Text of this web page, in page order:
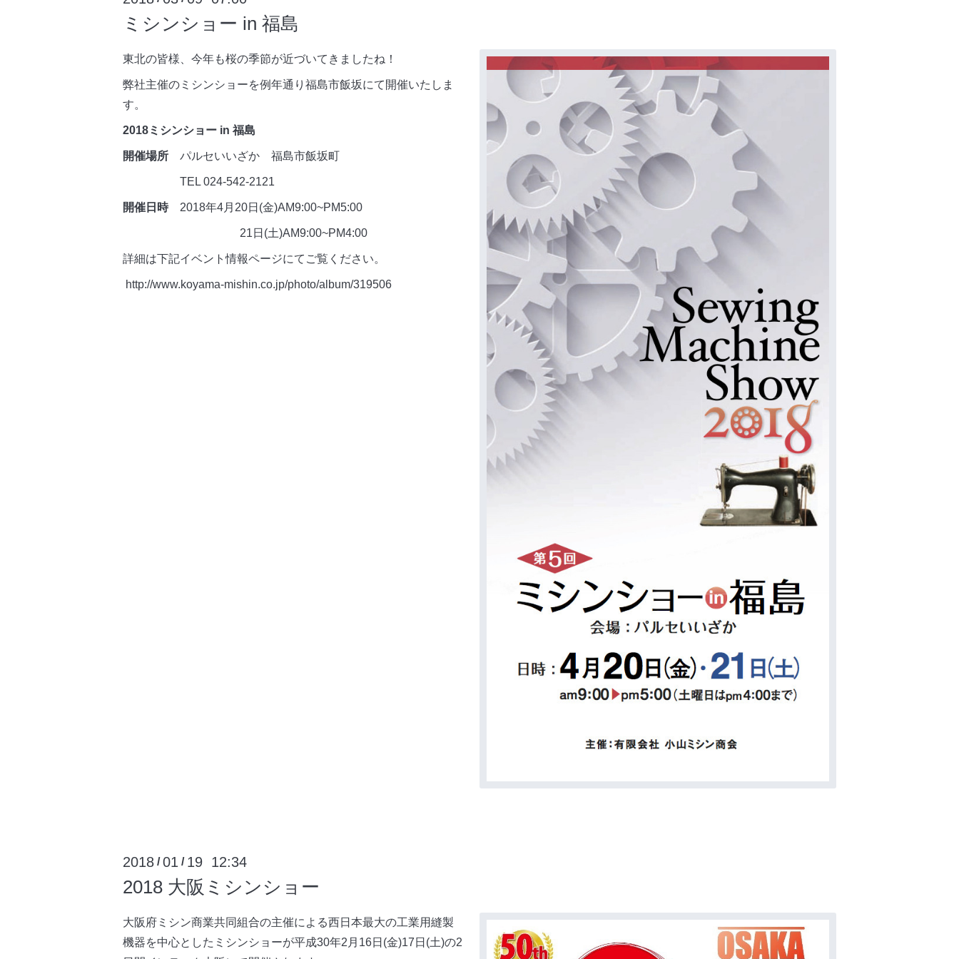
ミシンショー in 福島
東北の皆様、今年も桜の季節が近づいてきましたね！
弊社主催のミシンショーを例年通り福島市飯坂にて開催いたしま
す。
2018ミシンショー in 福島
開催場所 パルセいいざか 福島市飯坂町
TEL 024-542-2121
開催日時 2018年4月20日(金)AM9:00~PM5:00
21日(土)AM9:00~PM4:00
詳細は下記イベント情報ページにてご覧ください。
http://www.koyama-mishin.co.jp/photo/album/319506
2018 /01 / 19 12:34
2018 大阪ミシンショー
大阪府ミシン商業共同組合の主催による西日本最大の工業用縫製
機器を中心としたミシンショーが平成30年2月16日(金)17日(土)の2